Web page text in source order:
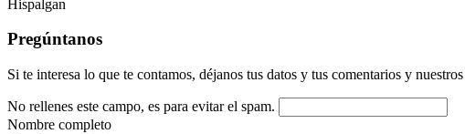
Hispalgan
Pregúntanos
Si te interesa lo que te contamos, déjanos tus datos y tus comentarios y
No rellenes este campo, es para evitar el spam.
Nombre completo